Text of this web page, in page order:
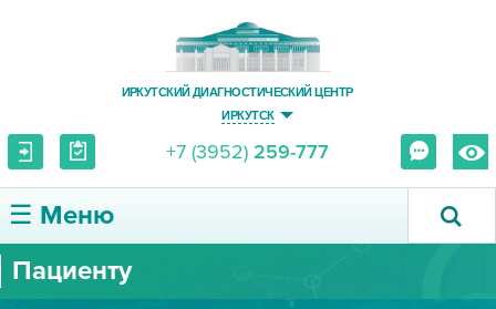
ИРКУТСКИЙ ДИАГНОСТИЧЕСКИЙ ЦЕНТР
ИРКУТСК
+7 (3952) 259-777
☰ Меню
О ЦЕНТРЕ
Пациенту